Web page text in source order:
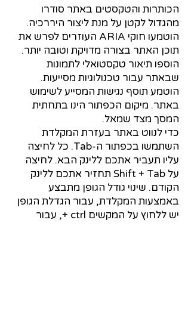
הכותרות והטקסטים באתר סודרו
מהגדול לקטן על מנת ליצור היררכיה.
הוטמעו חוקי ARIA העוזרים לפרש את
תוכן האתר בצורה מדויקת וטובה יותר.
הוספו תיאור טקסטואלי לתמונות
שבאתר עבור טכנולוגיות מסייעות.
הוטמע תוסף נגישות המסייע לשימוש
באתר. מיקום הכפתור הינו בתחתית
המסך מצד שמאל.
כדי לנווט באתר בעזרת המקלדת
השתמשו בכפתור ה-Tab. כל לחיצה
עליו תעביר אתכם ללינק הבא. לחיצה
על Shift + Tab תחזיר אתכם ללינק
הקודם. שינוי גודל הגופן מתבצע
באמצעות המקלדת, עבור הגדלת הגופן
יש ללחוץ על המקשים ctrl +, עבור